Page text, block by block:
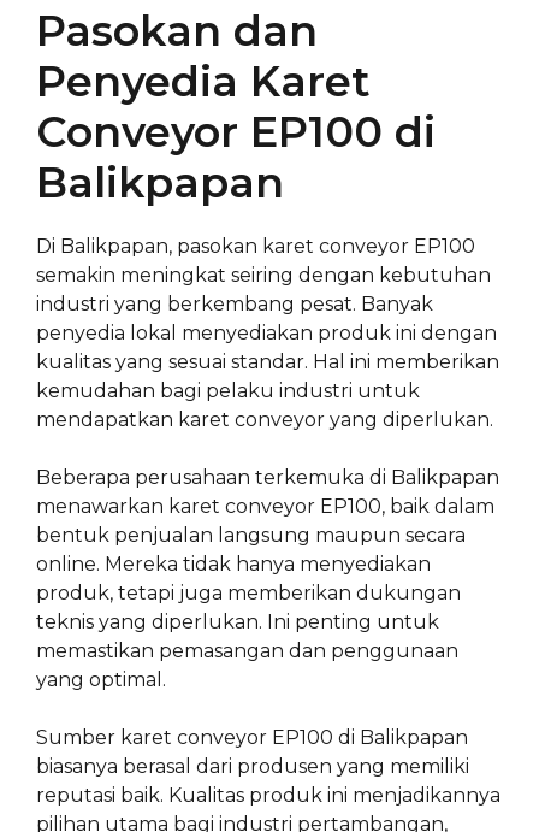
Pasokan dan
Penyedia Karet
Conveyor EP100 di
Balikpapan
Di Balikpapan, pasokan karet conveyor EP100
semakin meningkat seiring dengan kebutuhan
industri yang berkembang pesat. Banyak
penyedia lokal menyediakan produk ini dengan
kualitas yang sesuai standar. Hal ini memberikan
kemudahan bagi pelaku industri untuk
mendapatkan karet conveyor yang diperlukan.
Beberapa perusahaan terkemuka di Balikpapan
menawarkan karet conveyor EP100, baik dalam
bentuk penjualan langsung maupun secara
online. Mereka tidak hanya menyediakan
produk, tetapi juga memberikan dukungan
teknis yang diperlukan. Ini penting untuk
memastikan pemasangan dan penggunaan
yang optimal.
Sumber karet conveyor EP100 di Balikpapan
biasanya berasal dari produsen yang memiliki
reputasi baik. Kualitas produk ini menjadikannya
pilihan utama bagi industri pertambangan,